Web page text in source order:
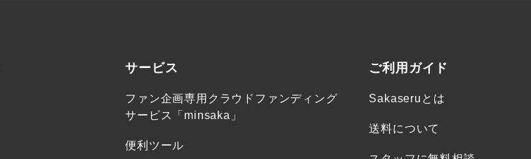
サービス
ファン企画専用クラウドファンディング
サービス「minsaka」
便利ツール
ご利用ガイド
Sakaseruとは
送料について